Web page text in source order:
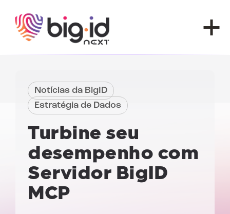
Notícias da BigID
Estratégia de Dados
Turbine seu
desempenho com
Servidor BigID
MCP